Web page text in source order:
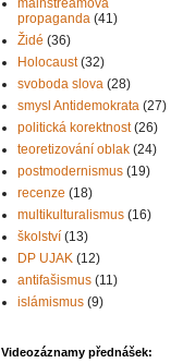
mainstreamová
propaganda (41)
Židé (36)
Holocaust (32)
svoboda slova (28)
smysl Antidemokrata (27)
politická korektnost (26)
teoretizování oblak (24)
postmodernismus (19)
recenze (18)
multikulturalismus (16)
školství (13)
DP UJAK (12)
antifašismus (11)
islámismus (9)
Videozáznamy přednášek: